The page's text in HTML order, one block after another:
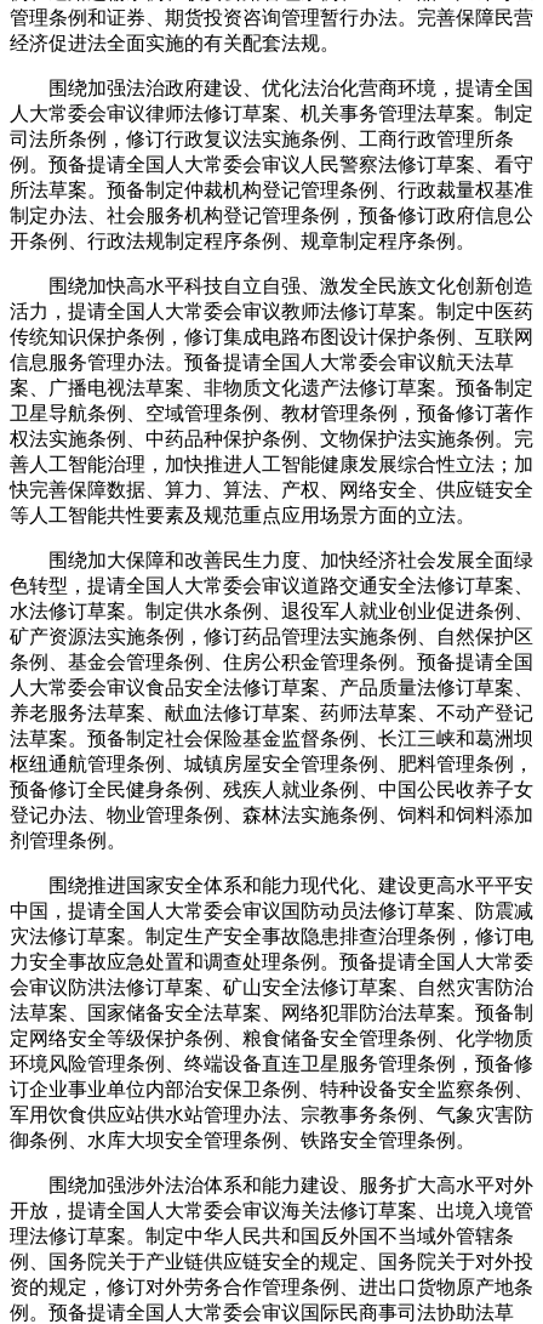
管理条例和证券、期货投资咨询管理暂行办法。完善保障民营
经济促进法全面实施的有关配套法规。
围绕加强法治政府建设、优化法治化营商环境，提请全国
人大常委会审议律师法修订草案、机关事务管理法草案。制定
司法所条例，修订行政复议法实施条例、工商行政管理所条
例。预备提请全国人大常委会审议人民警察法修订草案、看守
所法草案。预备制定仲裁机构登记管理条例、行政裁量权基准
制定办法、社会服务机构登记管理条例，预备修订政府信息公
开条例、行政法规制定程序条例、规章制定程序条例。
围绕加快高水平科技自立自强、激发全民族文化创新创造
活力，提请全国人大常委会审议教师法修订草案。制定中医药
传统知识保护条例，修订集成电路布图设计保护条例、互联网
信息服务管理办法。预备提请全国人大常委会审议航天法草
案、广播电视法草案、非物质文化遗产法修订草案。预备制定
卫星导航条例、空域管理条例、教材管理条例，预备修订著作
权法实施条例、中药品种保护条例、文物保护法实施条例。完
善人工智能治理，加快推进人工智能健康发展综合性立法；加
快完善保障数据、算力、算法、产权、网络安全、供应链安全
等人工智能共性要素及规范重点应用场景方面的立法。
围绕加大保障和改善民生力度、加快经济社会发展全面绿
色转型，提请全国人大常委会审议道路交通安全法修订草案、
水法修订草案。制定供水条例、退役军人就业创业促进条例、
矿产资源法实施条例，修订药品管理法实施条例、自然保护区
条例、基金会管理条例、住房公积金管理条例。预备提请全国
人大常委会审议食品安全法修订草案、产品质量法修订草案、
养老服务法草案、献血法修订草案、药师法草案、不动产登记
法草案。预备制定社会保险基金监督条例、长江三峡和葛洲坝
枢纽通航管理条例、城镇房屋安全管理条例、肥料管理条例，
预备修订全民健身条例、残疾人就业条例、中国公民收养子女
登记办法、物业管理条例、森林法实施条例、饲料和饲料添加
剂管理条例。
围绕推进国家安全体系和能力现代化、建设更高水平平安
中国，提请全国人大常委会审议国防动员法修订草案、防震减
灾法修订草案。制定生产安全事故隐患排查治理条例，修订电
力安全事故应急处置和调查处理条例。预备提请全国人大常委
会审议防洪法修订草案、矿山安全法修订草案、自然灾害防治
法草案、国家储备安全法草案、网络犯罪防治法草案。预备制
定网络安全等级保护条例、粮食储备安全管理条例、化学物质
环境风险管理条例、终端设备直连卫星服务管理条例，预备修
订企业事业单位内部治安保卫条例、特种设备安全监察条例、
军用饮食供应站供水站管理办法、宗教事务条例、气象灾害防
御条例、水库大坝安全管理条例、铁路安全管理条例。
围绕加强涉外法治体系和能力建设、服务扩大高水平对外
开放，提请全国人大常委会审议海关法修订草案、出境入境管
理法修订草案。制定中华人民共和国反外国不当域外管辖条
例、国务院关于产业链供应链安全的规定、国务院关于对外投
资的规定，修订对外劳务合作管理条例、进出口货物原产地条
例。预备提请全国人大常委会审议国际民商事司法协助法草